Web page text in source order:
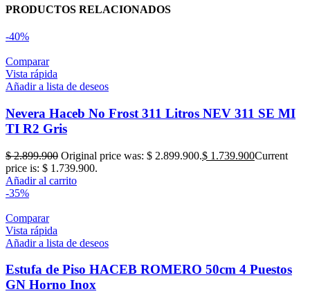
PRODUCTOS RELACIONADOS
-40%
Comparar
Vista rápida
Añadir a lista de deseos
Nevera Haceb No Frost 311 Litros NEV 311 SE MI
TI R2 Gris
$2.899.900 Original price was: $ 2.899.900.$ 1.739.900Current
price is: $ 1.739.900.
Añadir al carrito
-35%
Comparar
Vista rápida
Añadir a lista de deseos
Estufa de Piso HACEB ROMERO 50cm 4 Puestos
GN Horno Inox